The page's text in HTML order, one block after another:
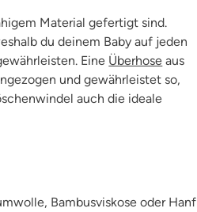
Material gefertigt sind.
du deinem Baby auf jeden
Eine Überhose aus
und gewährleistet so,
auch die ideale
Bambusviskose oder Hanf